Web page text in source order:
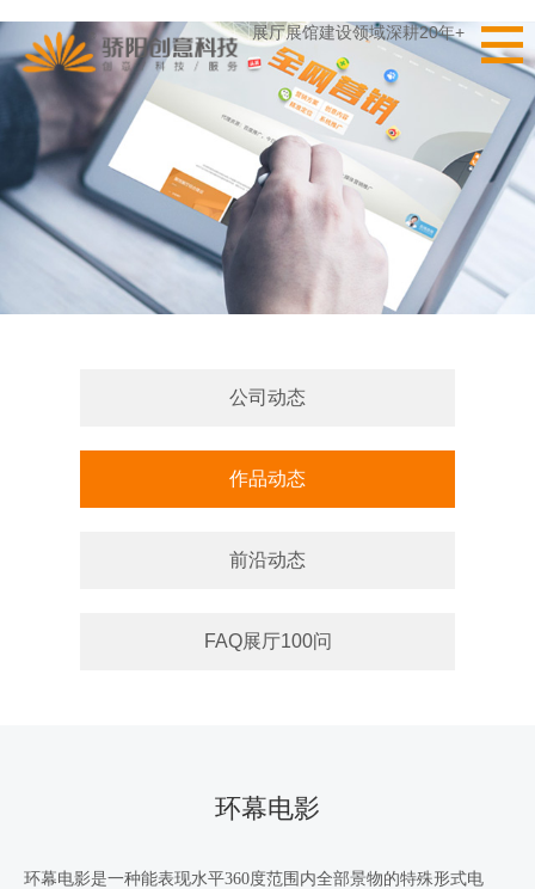
展厅展馆建设领域深耕20年+
公司动态
作品动态
前沿动态
FAQ展厅100问
环幕电影
环幕电影是一种能表现水平360度范围内全部景物的特殊形式电